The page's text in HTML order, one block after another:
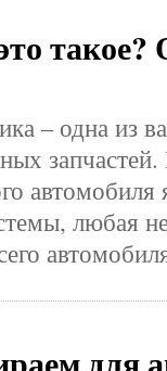
– одна из
автомобиля
любая